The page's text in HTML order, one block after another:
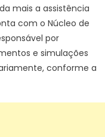
mais a assistência
com o Núcleo de
por
e simulações
conforme a